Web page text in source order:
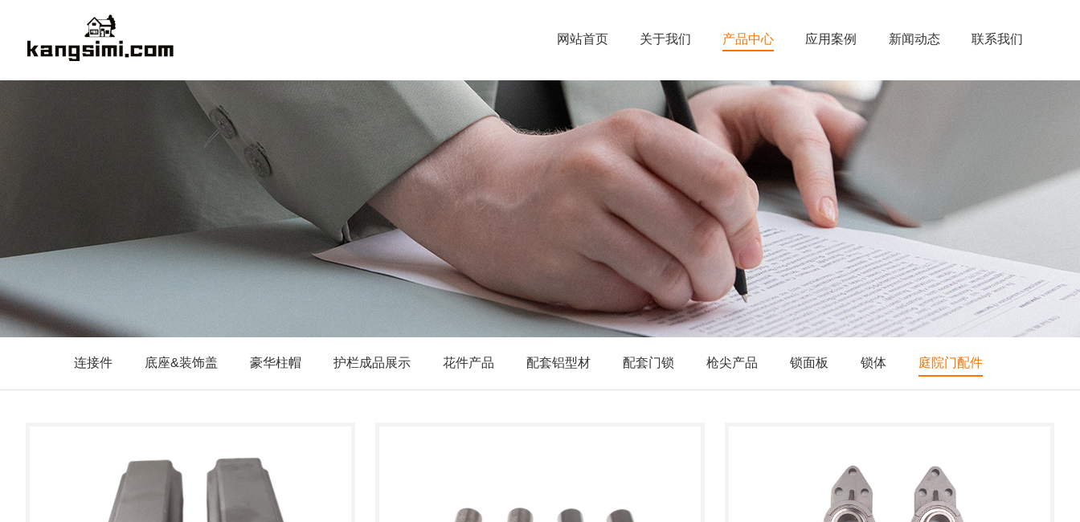
网站首页 关于我们 产品中心 应用案例 新闻动态 联系我们
连接件 底座&装饰盖 豪华柱帽 护栏成品展示 花件产品 配套铝型材 配套门锁 枪尖产品 锁面板 锁体 庭院门配件